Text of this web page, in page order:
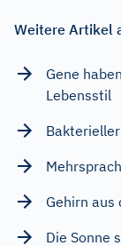
Weitere Artikel
Gene
Lebensstil
Gehirn aus
Die Sonne